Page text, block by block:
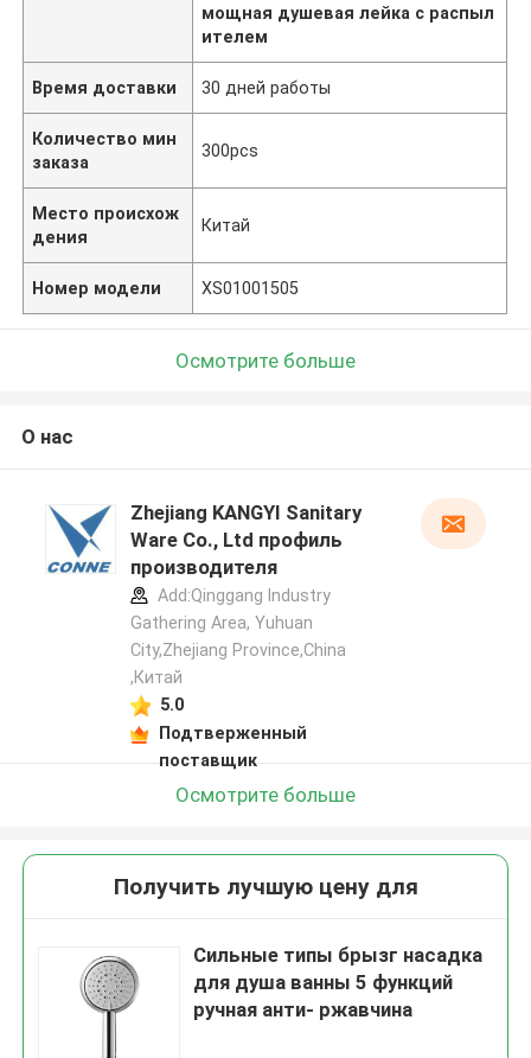
мощная душевая лейка с распыл
ителем
Время доставки 30 дней работы
Количество мин
заказа
300pcs
Место происхож
дения
Китай
Номер модели XS01001505
Осмотрите больше
О нас
Zhejiang KANGYI Sanitary
Ware Co., Ltd профиль
производителя
Add:Qinggang lndustry
Gathering Area, Yuhuan
City,Zhejiang Province,China
,Китай
5.0
Подтверженный
поставщик
Осмотрите больше
Получить лучшую цену для
Сильные типы брызг насадка
для душа ванны 5 функций
ручная анти- ржавчина